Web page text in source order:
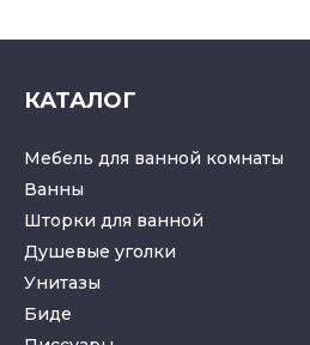
КАТАЛОГ
Мебель для ванной комнаты
Ванны
Шторки для ванной
Душевые уголки
Унитазы
Биде